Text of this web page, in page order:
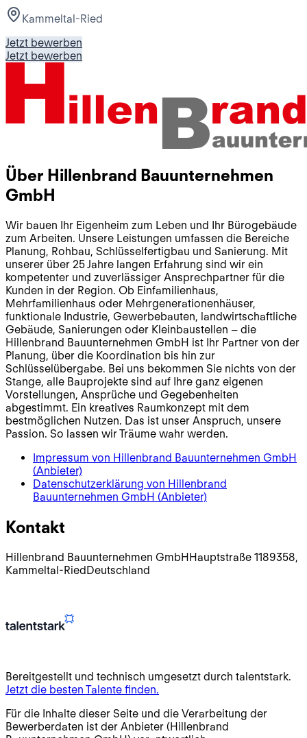
Kammeltal-Ried
Jetzt bewerben
Jetzt bewerben
Über Hillenbrand Bauunternehmen
GmbH
Wir bauen Ihr Eigenheim zum Leben und Ihr Bürogebäude
zum Arbeiten. Unsere Leistungen umfassen die Bereiche
Planung, Rohbau, Schlüsselfertigbau und Sanierung. Mit
unserer über 25 Jahre langen Erfahrung sind wir ein
kompetenter und zuverlässiger Ansprechpartner für die
Kunden in der Region. Ob Einfamilienhaus,
Mehrfamilienhaus oder Mehrgenerationenhäuser,
funktionale Industrie, Gewerbebauten, landwirtschaftliche
Gebäude, Sanierungen oder Kleinbaustellen – die
Hillenbrand Bauunternehmen GmbH ist Ihr Partner von der
Planung, über die Koordination bis hin zur
Schlüsselübergabe. Bei uns bekommen Sie nichts von der
Stange, alle Bauprojekte sind auf Ihre ganz eigenen
Vorstellungen, Ansprüche und Gegebenheiten
abgestimmt. Ein kreatives Raumkonzept mit dem
bestmöglichen Nutzen. Das ist unser Anspruch, unsere
Passion. So lassen wir Träume wahr werden.
Impressum von Hillenbrand Bauunternehmen GmbH
(Anbieter)
Datenschutzerklärung von Hillenbrand
Bauunternehmen GmbH (Anbieter)
Kontakt
Hillenbrand Bauunternehmen GmbHHauptstraße 1189358,
Kammeltal-RiedDeutschland
Bereitgestellt und technisch umgesetzt durch talentstark.
Jetzt die besten Talente finden.
Für die Inhalte dieser Seite und die Verarbeitung der
Bewerberdaten ist der Anbieter (Hillenbrand